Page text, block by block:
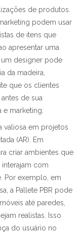
de produtos.
podem usar
de itens que
apresentar uma
, um designer pode
da madeira,
que os clientes
de sua
marketing.
valiosa em projetos
(AR). Em
criar ambientes que
com
Por exemplo, em
a Pallete PBR pode
até paredes,
realistas. Isso
do usuário no